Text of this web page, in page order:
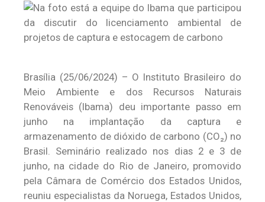
Brasília (25/06/2024) – O Instituto Brasileiro do
Meio Ambiente e dos Recursos Naturais
Renováveis (Ibama) deu importante passo em
junho na implantação da captura e
armazenamento de dióxido de carbono (CO₂) no
Brasil. Seminário realizado nos dias 2 e 3 de
junho, na cidade do Rio de Janeiro, promovido
pela Câmara de Comércio dos Estados Unidos,
reuniu especialistas da Noruega, Estados Unidos,